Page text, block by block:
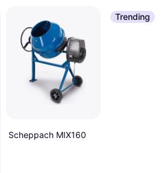
Scheppach MIX160
Trending